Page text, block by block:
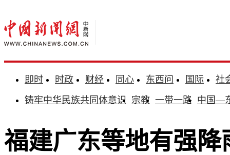
即时 时政 财经 同心 东西问 国际
社
铸牢中华民族共同体意识 宗教 一带一路 中国—
福建广东等地有强